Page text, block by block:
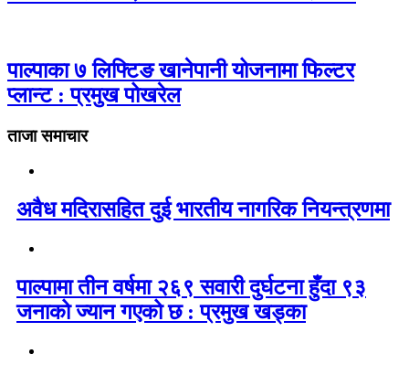
पाल्पाका ७ लिफ्टिङ खानेपानी योजनामा फिल्टर
प्लान्ट : प्रमुख पोखरेल
ताजा समाचार
अवैध मदिरासहित दुई भारतीय नागरिक नियन्त्रणमा
पाल्पामा तीन वर्षमा २६९ सवारी दुर्घटना हुँदा ९३
जनाको ज्यान गएको छ : प्रमुख खड्का